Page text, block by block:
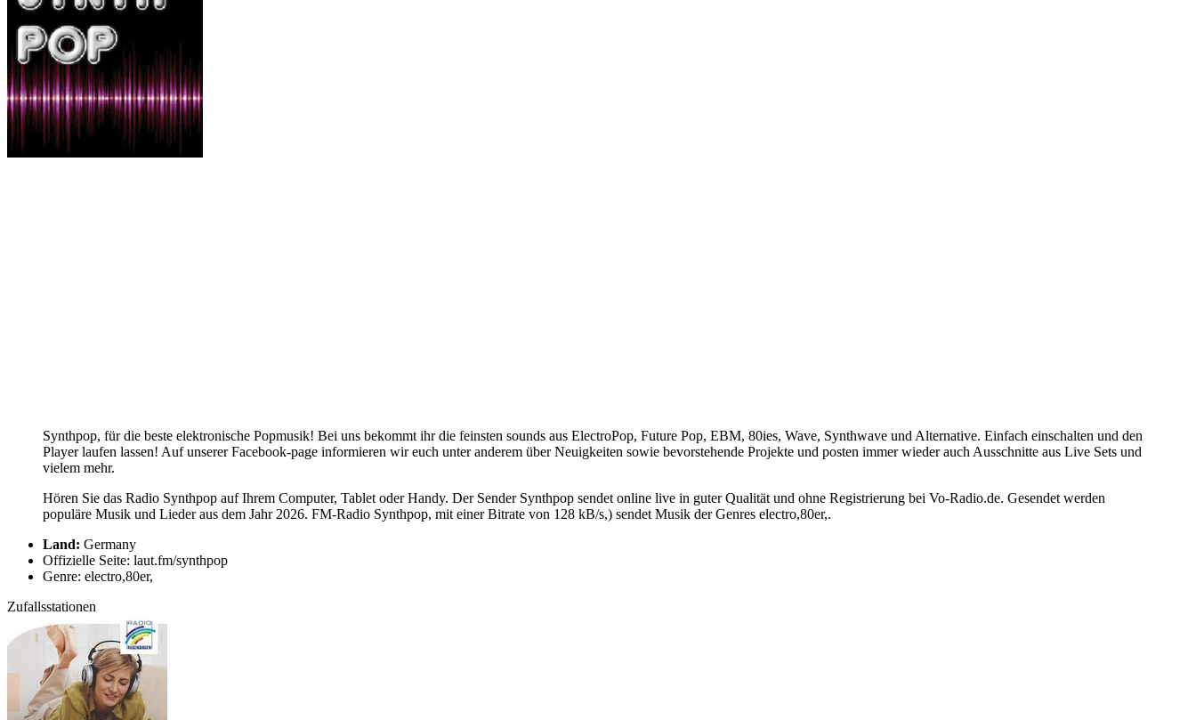
Synthpop, für die beste elektronische Popmusik! Bei uns bekommt ihr die feinsten sounds aus ElectroPop, Future Pop, EBM, 80ies, Wave, Synthwave und Alternative. Einfach einschalten und den
Player laufen lassen! Auf unserer Facebook-page informieren wir euch unter anderem über Neuigkeiten sowie bevorstehende Projekte und posten immer wieder auch Ausschnitte aus Live Sets und
vielem mehr.
Hören Sie das Radio Synthpop auf Ihrem Computer, Tablet oder Handy. Der Sender Synthpop sendet online live in guter Qualität und ohne Registrierung bei Vo-Radio.de. Gesendet werden
populäre Musik und Lieder aus dem Jahr 2026. FM-Radio Synthpop, mit einer Bitrate von 128 kB/s,) sendet Musik der Genres electro,80er,.
Land: Germany
Offizielle Seite: laut.fm/synthpop
Genre: electro,80er,
Zufallsstationen